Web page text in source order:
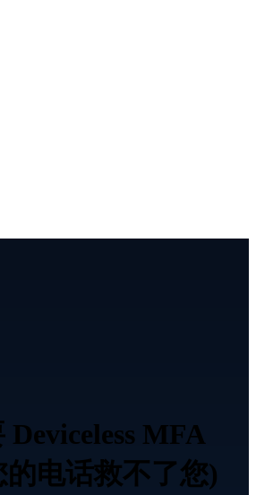
Deviceless MFA
电话救不了您)